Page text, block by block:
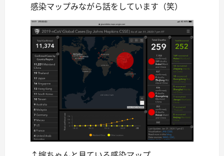
感染マップみながら話をしています（笑）